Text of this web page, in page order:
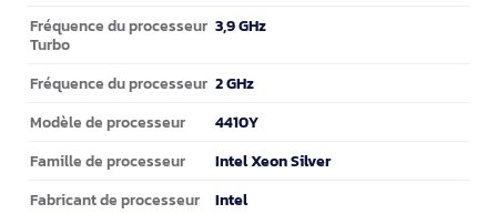
Fréquence du processeur
Turbo
3,9 GHz
Fréquence du processeur 2 GHz
Modèle de processeur 4410Y
Famille de processeur Intel Xeon Silver
Fabricant de processeur Intel